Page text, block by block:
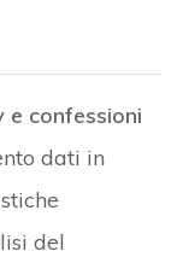
e confessioni
dati in
del